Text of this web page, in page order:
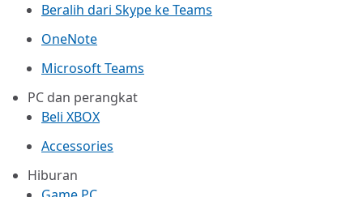
Beralih dari Skype ke Teams
OneNote
Microsoft Teams
PC dan perangkat
Beli XBOX
Accessories
Hiburan